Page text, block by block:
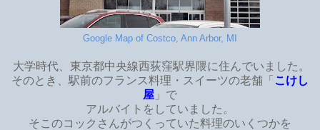
Google Map of Costco, Ann Arbor, MI
大学時代、東京都中央線西荻窪駅界隈に住んでいました。
そのとき、駅前のフランス料理・スイーツの老舗「 こけし
屋 」で
アルバイトをしていました。
そこのコックさんがつくっていた料理のいくつかを